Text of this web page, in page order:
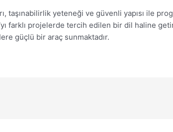
taşınabilirlik yeteneği ve güvenli yapısı ile
farklı projelerde tercih edilen bir dil haline
güçlü bir araç sunmaktadır.